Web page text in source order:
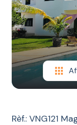
CONTACT
BLOG
Rèf.: VNG121